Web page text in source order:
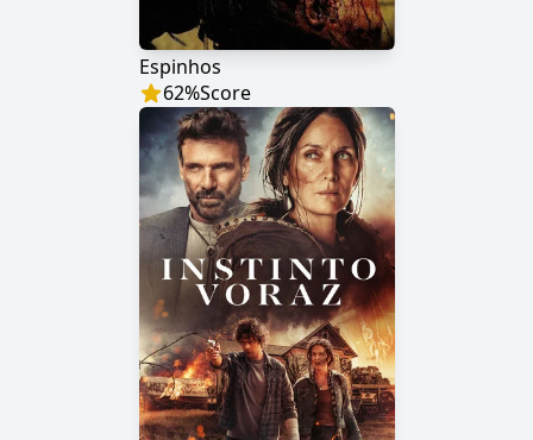
Espinhos
62%Score